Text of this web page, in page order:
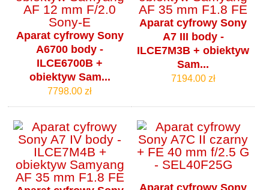
Aparat cyfrowy Sony
A6700 body -
ILCE6700B +
obiektyw Sam...
7798.00 zł
Aparat cyfrowy Sony
A7 III body -
ILCE7M3B + obiektyw
Sam...
7194.00 zł